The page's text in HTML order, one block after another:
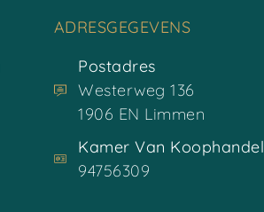
ADRESGEGEVENS
Postadres
Westerweg 136
1906 EN Limmen
Kamer Van Koophandel
94756309